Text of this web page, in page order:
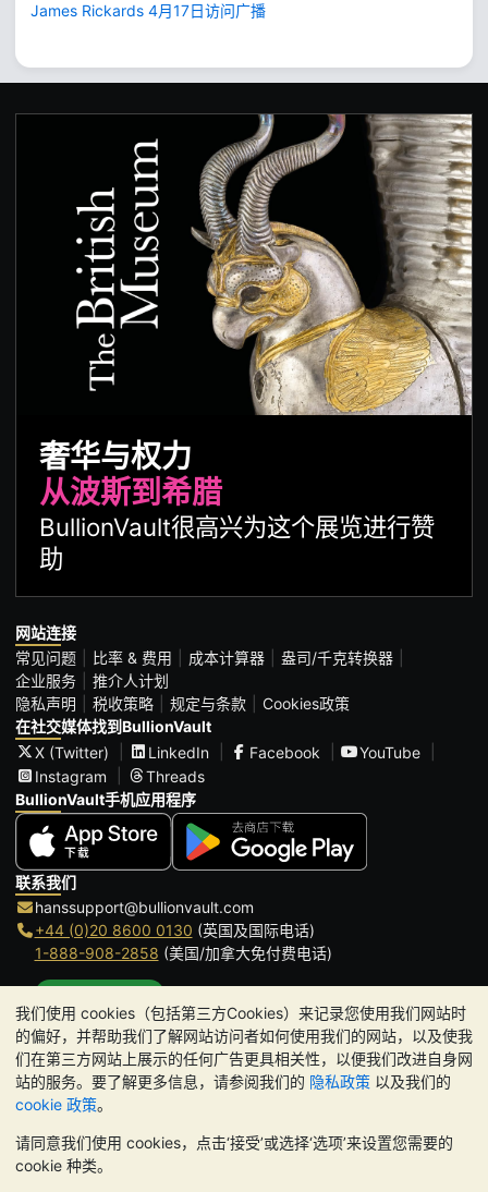
我们使用 cookies（包括第三方Cookies）来记录您使用我们网站时
的偏好，并帮助我们了解网站访问者如何使用我们的网站，以及使我
们在第三方网站上展示的任何广告更具相关性，以便我们改进自身网
站的服务。要了解更多信息，请参阅我们的 隐私政策 以及我们的
cookie 政策。
请同意我们使用 cookies，点击‘接受’或选择‘选项’来设置您需要的
cookie 种类。
James Rickards 4月17日访问广播
奢华与权力
从波斯到希腊
BullionVault很高兴为这个展览进行赞
助
网站连接
常见问题
比率 & 费用 成本计算器
盎司/千克转换器
企业服务
推介人计划
隐私声明
税收策略 规定与条款
Cookies政策
在社交媒体找到BullionVault
X (Twitter)
LinkedIn Facebook
YouTube
Instagram
Threads
BullionVault手机应用程序
联系我们
hanssupport@bullionvault.com
+44 (0)20 8600 0130 (英国及国际电话)
1-888-908-2858 (美国/加拿大免付费电话)
办公时间:
9am to 8:30pm (英国时间), 周一至周五
Galmarley Ltd T/A BullionVault
3 Shortlands (7th Floor)
London
W6 8DA